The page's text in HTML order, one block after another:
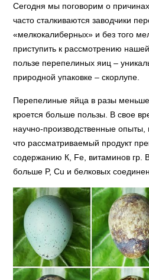
Сегодня мы поговорим о
часто сталкиваются заводчики
«мелкокалиберных» и без того
приступить к рассмотрению
пользе перепелиных яиц –
природной упаковке – скорлупе.
Перепелиные яйца в разы
кроется больше пользы. В свое
научно-производственные опыты,
что рассматриваемый продукт
содержанию К, Fe, витаминов гр.
больше P, Cu и белковых